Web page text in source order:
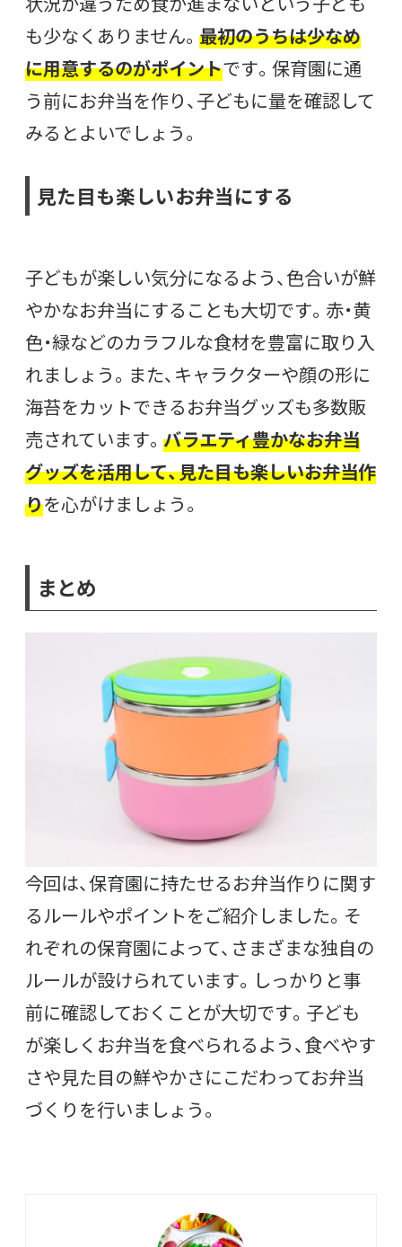
も少なくありません。 最初のうちは少なめ
に用意するのがポイントです。保育園に通
う前にお弁当を作り、子どもに量を確認して
みるとよいでしょう。
見た目も楽しいお弁当にする
子どもが楽しい気分になるよう、色合いが鮮
やかなお弁当にすることも大切です。赤・黄
色・緑などのカラフルな食材を豊富に取り入
れましょう。また、キャラクターや顔の形に
海苔をカットできるお弁当グッズも多数販
売されています。 バラエティ豊かなお弁当
グッズを活用して、見た目も楽しいお弁当作
りを心がけましょう。
まとめ
今回は、保育園に持たせるお弁当作りに関す
るルールやポイントをご紹介しました。そ
れぞれの保育園によって、さまざまな独自の
ルールが設けられています。しっかりと事
前に確認しておくことが大切です。子ども
が楽しくお弁当を食べられるよう、食べやす
さや見た目の鮮やかさにこだわってお弁当
づくりを行いましょう。